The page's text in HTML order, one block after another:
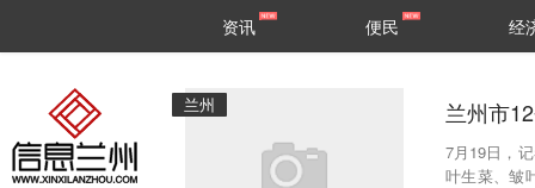
区县
资讯 便民 经
兰州 兰州市
7月19日，
叶生菜、皱